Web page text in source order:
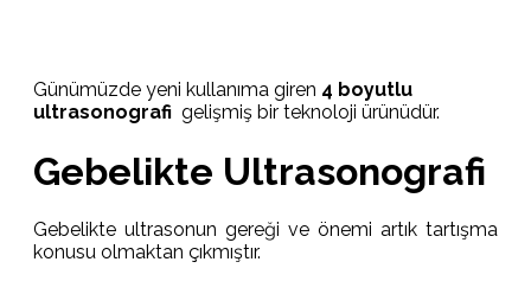
Günümüzde yeni kullanıma giren 4 boyutlu
ultrasonografi gelişmiş bir teknoloji ürünüdür.
Gebelikte Ultrasonografi
Gebelikte ultrasonun gereği ve önemi artık tartışma
konusu olmaktan çıkmıştır.